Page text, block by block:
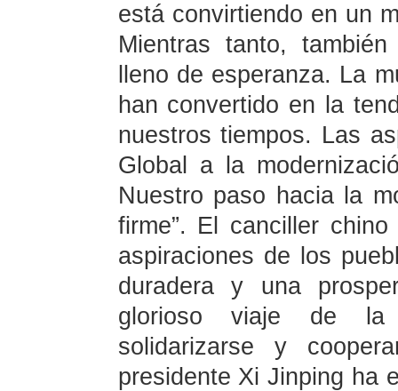
está convirtiendo en un
Mientras tanto,
lleno de esperanza. La
han convertido en la
nuestros tiempos. Las
Global a la
Nuestro paso hacia la
firme”. El canciller
aspiraciones de los
duradera y una
glorioso viaje de la
solidarizarse y
presidente Xi Jinping ha